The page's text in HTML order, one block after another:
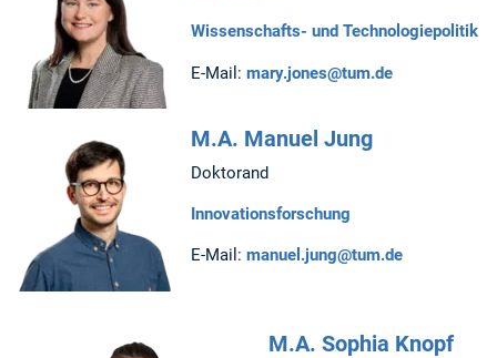
Wissenschafts- und Technologiepolitik
E-Mail: mary.jones@tum.de
M.A. Manuel Jung
Doktorand
Innovationsforschung
E-Mail: manuel.jung@tum.de
M.A. Sophia Knopf